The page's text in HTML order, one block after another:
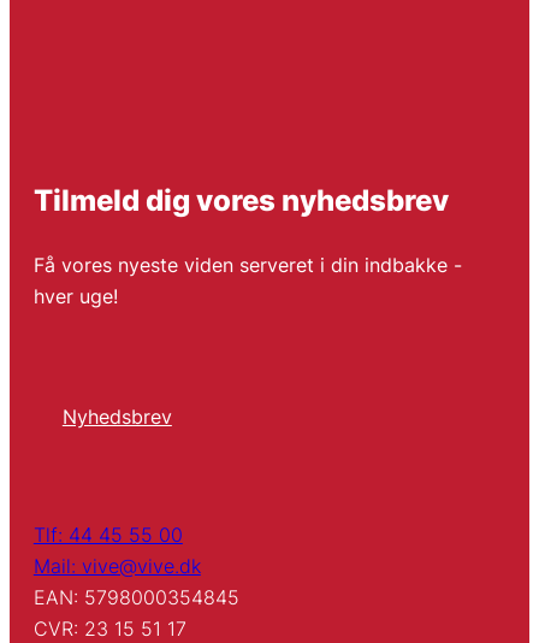
Tilmeld dig vores nyhedsbrev
Få vores nyeste viden serveret i din indbakke -
hver uge!
Nyhedsbrev
Tlf: 44 45 55 00
Mail: vive@vive.dk
EAN: 5798000354845
CVR: 23 15 51 17